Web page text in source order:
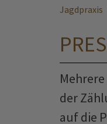
Jagdpraxis
der
auf die